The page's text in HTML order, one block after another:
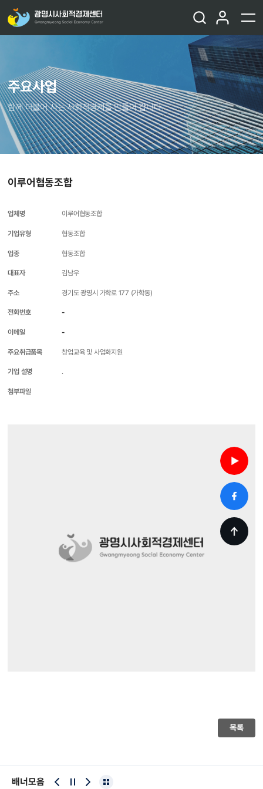
주요사업
함께 더불어 사는 사회적경제를 만들어 갑니다.
이루어협동조합
업체명 이루어협동조합
기업유형 협동조합
업종 협동조합
대표자 김남우
주소 경기도 광명시 가학로 177 (가학동)
전화번호 -
이메일 -
주요취급품목 창업교육 및 사업화지원
기업 설명 .
첨부파일
목록
배너모음